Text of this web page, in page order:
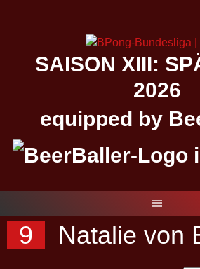
SAISON XIII:
2026
equipped by
9 Natalie von